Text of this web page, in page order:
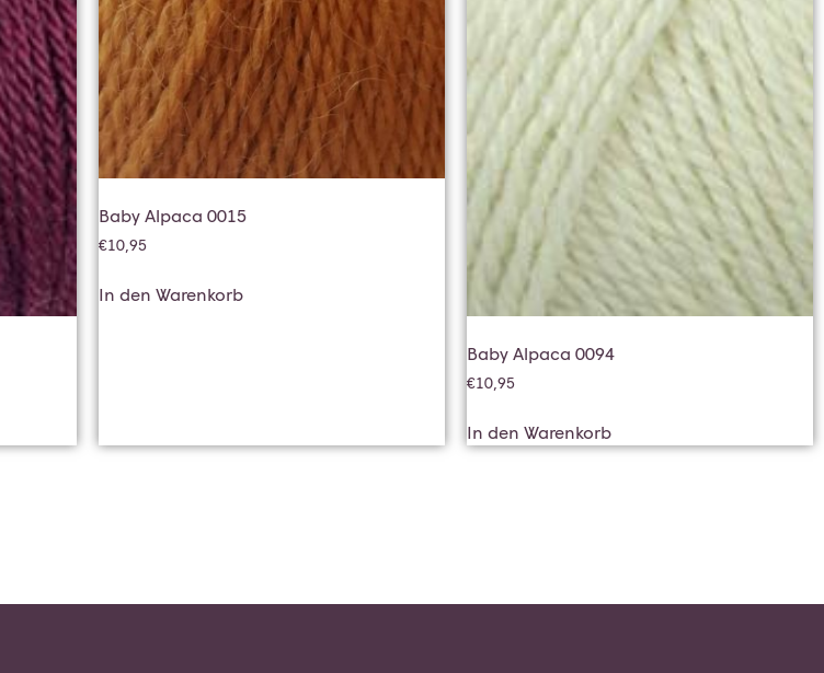
Baby Alpaca 0015
€10,95
In den Warenkorb
Baby Alpaca 0094
€10,95
In den Warenkorb